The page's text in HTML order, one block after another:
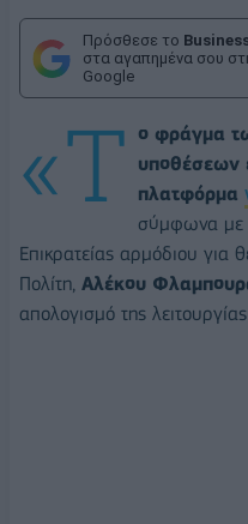
Πρόσθεσε το
στα αγαπημένα σου
Google
«Τ
ο φράγμα
υποθέσεων
πλατφόρμα
σύμφωνα με
Επικρατείας αρμόδιου για
Πολίτη, Αλέκου
απολογισμό της